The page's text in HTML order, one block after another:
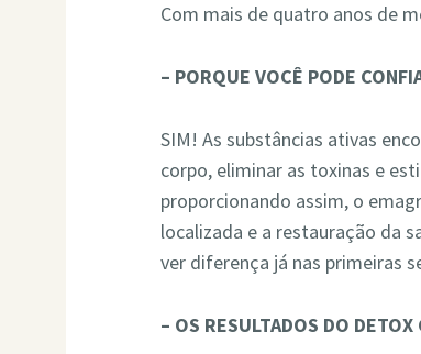
Com mais de quatro anos de
– PORQUE VOCÊ PODE
SIM! As substâncias ativas
corpo, eliminar as toxinas e
proporcionando assim, o
localizada e a restauração da
ver diferença já nas primeiras
– OS RESULTADOS DO